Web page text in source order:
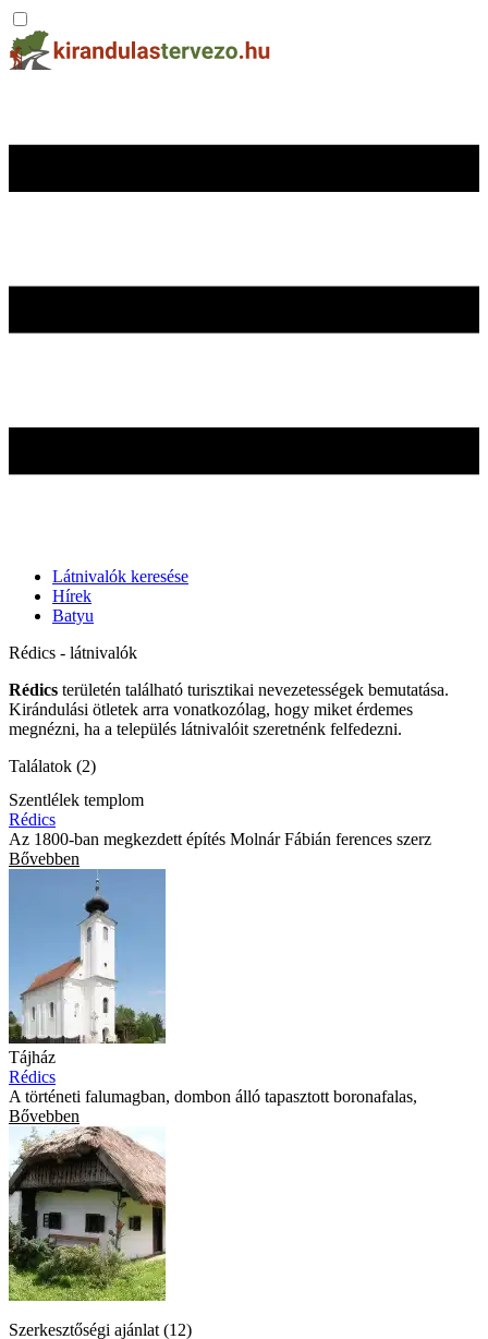
Látnivalók keresése
Hírek
Batyu
Rédics - látnivalók
Rédics területén található turisztikai nevezetességek bemutatása.
Kirándulási ötletek arra vonatkozólag, hogy miket érdemes
megnézni, ha a település látnivalóit szeretnénk felfedezni.
Találatok (2)
Szentlélek templom
Rédics
Az 1800-ban megkezdett építés Molnár Fábián ferences szerz
Bővebben
Tájház
Rédics
A történeti falumagban, dombon álló tapasztott boronafalas,
Bővebben
Szerkesztőségi ajánlat (12)